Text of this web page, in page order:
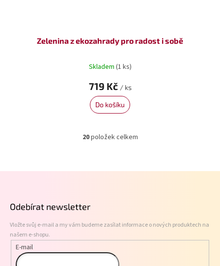
Zelenina z ekozahrady pro radost i sobě
Skladem (1 ks)
719 Kč / ks
Do košíku
O
á
r
k
y
20položek celkem
Odebírat newsletter
Vložte svůj e-mail a my vám budeme zasílat informace o nových produktech na
našem e-shopu.
E-mail